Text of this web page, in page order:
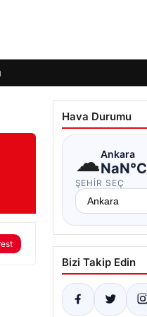
Hava Durumu
☁Ankara
NaN°C
ŞEHIR SEÇ
Bizi Takip Edin